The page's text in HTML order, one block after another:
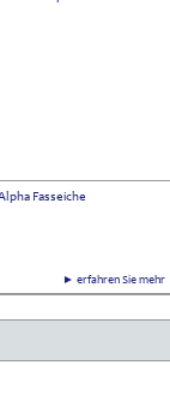
Fasseiche
► erfahren Sie